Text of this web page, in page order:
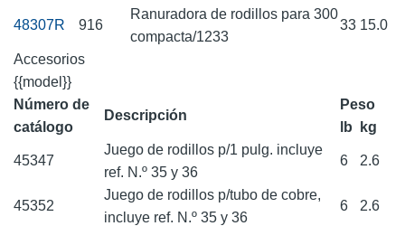
48307R 916
Ranuradora de rodillos para 300
compacta/1233
33 15.0
Accesorios
{{model}}
Número de
catálogo
Descripción
Peso
lb
kg
45347
Juego de rodillos p/1 pulg. incluye
ref. N.º 35 y 36
6 2.6
45352
Juego de rodillos p/tubo de cobre,
incluye ref. N.º 35 y 36
6 2.6